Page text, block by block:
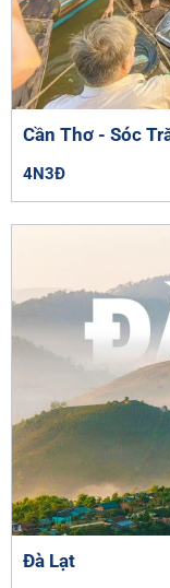
Cần Thơ - Sóc
4N3Đ
Đà Lạt